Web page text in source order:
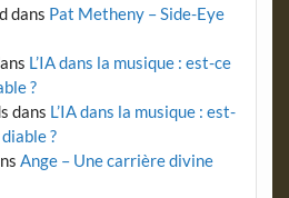
dans Pat Metheny – Side-Eye
L’IA dans la musique : est-ce
?
dans L’IA dans la musique : est-
?
Ange – Une carrière divine